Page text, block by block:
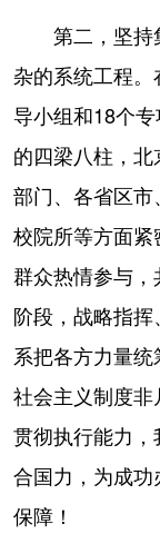
第二，坚持
杂的系统工程
导小组和18个
的四梁八柱，
部门、各省区
校院所等方面
群众热情参与
阶段，战略指
系把各方力量
社会主义制度非
贯彻执行能力
合国力，为成
保障！